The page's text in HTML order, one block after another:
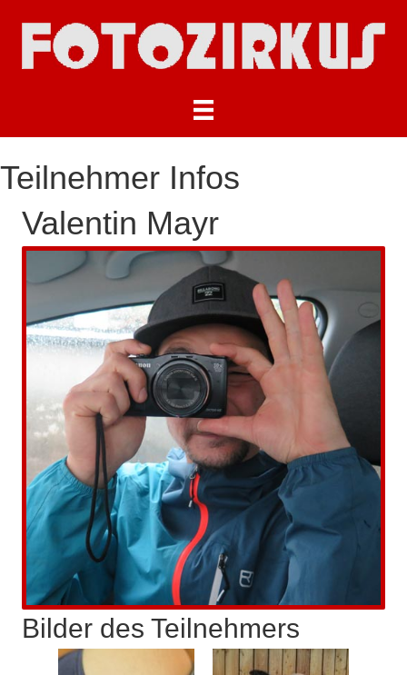
Teilnehmer Infos
Valentin Mayr
Bilder des Teilnehmers